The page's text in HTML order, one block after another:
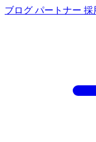
ブログ パートナー 採